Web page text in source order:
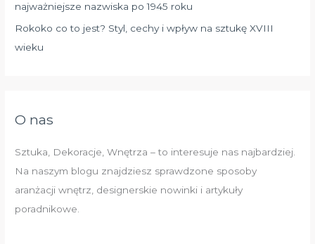
najważniejsze nazwiska po 1945 roku
Rokoko co to jest? Styl, cechy i wpływ na sztukę XVIII
wieku
O nas
Sztuka, Dekoracje, Wnętrza – to interesuje nas najbardziej.
Na naszym blogu znajdziesz sprawdzone sposoby
aranżacji wnętrz, designerskie nowinki i artykuły
poradnikowe.